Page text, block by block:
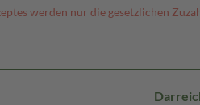
werden nur die gesetzlichen